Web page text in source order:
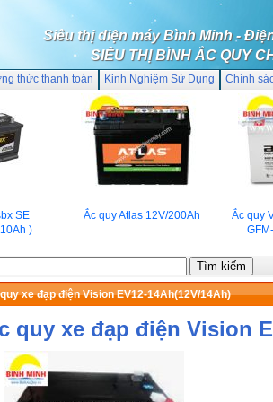
Siêu thị điện máy Bình Minh -
SIÊU THỊ BÌNH ẮC QUY
thức thanh toán Kinh Nghiệm Sử Dụng Chính
SE
)
Ắc quy Atlas 12V/200Ah
Ắc quy
GFM-
xe đạp điện Vision EV12-14Ah(12V/14Ah)
quy xe đạp điện Vision